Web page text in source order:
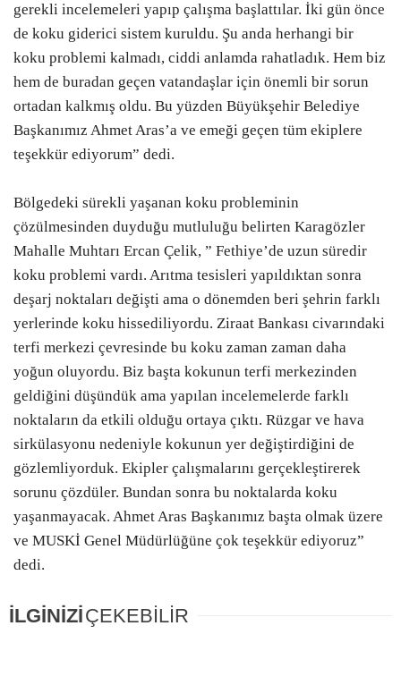
gerekli incelemeleri yapıp çalışma başlattılar. İki gün önce
de koku giderici sistem kuruldu. Şu anda herhangi bir
koku problemi kalmadı, ciddi anlamda rahatladık. Hem biz
hem de buradan geçen vatandaşlar için önemli bir sorun
ortadan kalkmış oldu. Bu yüzden Büyükşehir Belediye
Başkanımız Ahmet Aras’a ve emeği geçen tüm ekiplere
teşekkür ediyorum” dedi.
Bölgedeki sürekli yaşanan koku probleminin
çözülmesinden duyduğu mutluluğu belirten Karagözler
Mahalle Muhtarı Ercan Çelik, ” Fethiye’de uzun süredir
koku problemi vardı. Arıtma tesisleri yapıldıktan sonra
deşarj noktaları değişti ama o dönemden beri şehrin farklı
yerlerinde koku hissediliyordu. Ziraat Bankası civarındaki
terfi merkezi çevresinde bu koku zaman zaman daha
yoğun oluyordu. Biz başta kokunun terfi merkezinden
geldiğini düşündük ama yapılan incelemelerde farklı
noktaların da etkili olduğu ortaya çıktı. Rüzgar ve hava
sirkülasyonu nedeniyle kokunun yer değiştirdiğini de
gözlemliyorduk. Ekipler çalışmalarını gerçekleştirerek
sorunu çözdüler. Bundan sonra bu noktalarda koku
yaşanmayacak. Ahmet Aras Başkanımız başta olmak üzere
ve MUSKİ Genel Müdürlüğüne çok teşekkür ediyoruz”
dedi.
İLGİNİZİÇEKEBİLİR